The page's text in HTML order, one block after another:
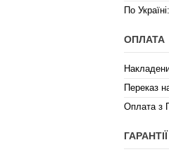
По Україні:
ОПЛАТА
Переказ
Оплата з
ГАРАНТІЇ